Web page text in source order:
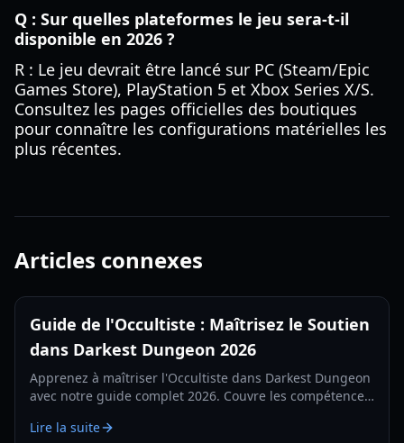
Q : Sur quelles plateformes le jeu sera-t-il
disponible en 2026 ?
R : Le jeu devrait être lancé sur PC (Steam/Epic
Games Store), PlayStation 5 et Xbox Series X/S.
Consultez les pages officielles des boutiques
pour connaître les configurations matérielles les
plus récentes.
Articles connexes
Guide de l'Occultiste : Maîtrisez le Soutien
dans Darkest Dungeon 2026
Apprenez à maîtriser l'Occultiste dans Darkest Dungeon
avec notre guide complet 2026. Couvre les compétences,
Lire la suite